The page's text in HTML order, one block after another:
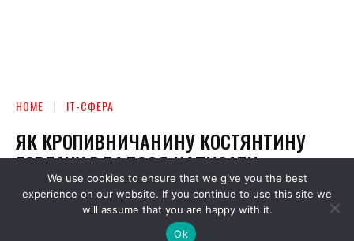
We use cookies to ensure that we give you the best
experience on our website. If you continue to use this site we
will assume that you are happy with it.
Ok